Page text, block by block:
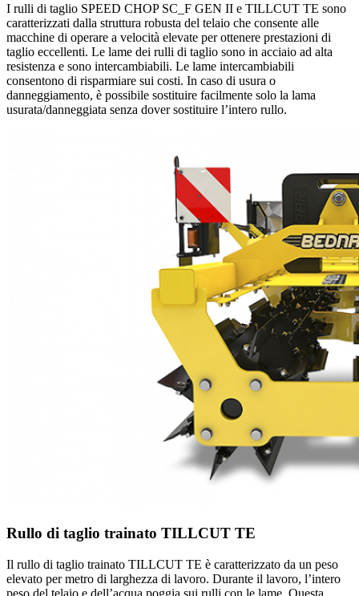
I rulli di taglio SPEED CHOP SC_F GEN II e TILLCUT TE sono
caratterizzati dalla struttura robusta del telaio che consente alle
macchine di operare a velocità elevate per ottenere prestazioni di
taglio eccellenti. Le lame dei rulli di taglio sono in acciaio ad alta
resistenza e sono intercambiabili. Le lame intercambiabili
consentono di risparmiare sui costi. In caso di usura o
danneggiamento, è possibile sostituire facilmente solo la lama
usurata/danneggiata senza dover sostituire l’intero rullo.
Rullo di taglio trainato TILLCUT TE
Il rullo di taglio trainato TILLCUT TE è caratterizzato da un peso
elevato per metro di larghezza di lavoro. Durante il lavoro, l’intero
peso del telaio e dell’acqua poggia sui rulli con le lame. Questa